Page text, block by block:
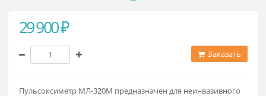
29 900 ₽